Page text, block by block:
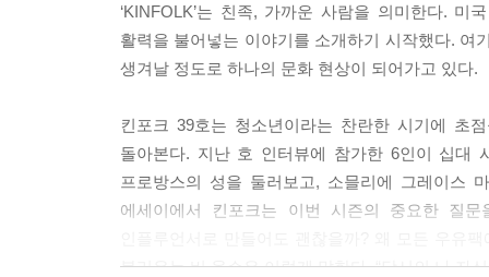
‘KINFOLK’는 친족, 가까운 사람을 의미한다.
활력을 불어넣는 이야기를 소개하기 시작했다. 여
생겨날 정도로 하나의 문화 현상이 되어가고 있다.
킨포크 39호는 청소년이라는 찬란한 시기에 초
돌아본다. 지난 호 인터뷰에 참가한 6인이 십대
프로방스의 성을 둘러보고, 소믈리에 그레이스
에세이에서 킨포크는 이번 시즌의 중요한 질
불리우는 비 올슨은 이렇게 말한다. “당시의 나 자